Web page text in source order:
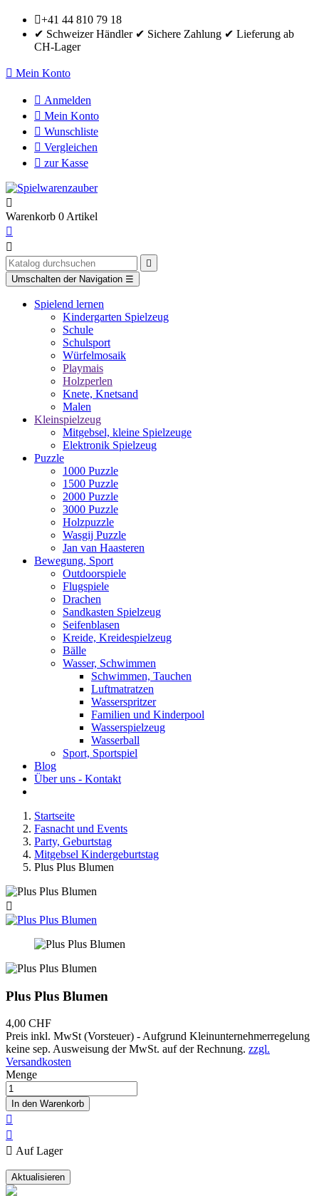
+41 44 810 79 18
✔ Schweizer Händler ✔ Sichere Zahlung ✔ Lieferung ab
CH-Lager
 Mein Konto
 Anmelden
 Mein Konto
 Wunschliste
 Vergleichen
 zur Kasse

Warenkorb 0 Artikel



Umschalten der Navigation ☰
Spielend lernen
Kindergarten Spielzeug
Schule
Schulsport
Würfelmosaik
Playmais
Holzperlen
Knete, Knetsand
Malen
Kleinspielzeug
Mitgebsel, kleine Spielzeuge
Elektronik Spielzeug
Puzzle
1000 Puzzle
1500 Puzzle
2000 Puzzle
3000 Puzzle
Holzpuzzle
Wasgij Puzzle
Jan van Haasteren
Bewegung, Sport
Outdoorspiele
Flugspiele
Drachen
Sandkasten Spielzeug
Seifenblasen
Kreide, Kreidespielzeug
Bälle
Wasser, Schwimmen
Schwimmen, Tauchen
Luftmatratzen
Wasserspritzer
Familien und Kinderpool
Wasserspielzeug
Wasserball
Sport, Sportspiel
Blog
Über uns - Kontakt
Startseite
Fasnacht und Events
Party, Geburtstag
Mitgebsel Kindergeburtstag
Plus Plus Blumen

Plus Plus Blumen
4,00 CHF
Preis inkl. MwSt (Vorsteuer) - Aufgrund Kleinunternehmerregelung
keine sep. Ausweisung der MwSt. auf der Rechnung. zzgl.
Versandkosten
Menge
In den Warenkorb


 Auf Lager